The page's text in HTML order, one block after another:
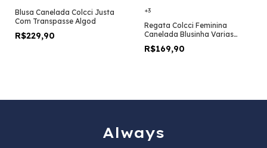
Blusa Canelada Colcci Justa
Com Transpasse Algod
R$229,90
+3
Regata Colcci Feminina
Canelada Blusinha Varias
Cores Original
R$169,90
Always